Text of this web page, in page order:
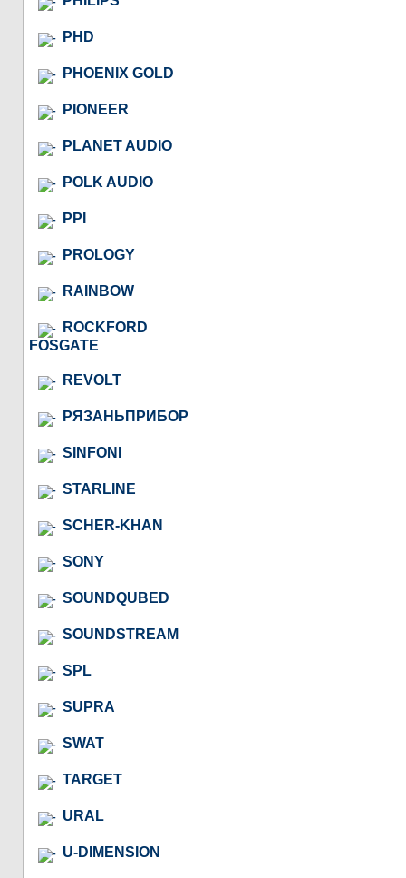
PHD
PHOENIX GOLD
PIONEER
PLANET AUDIO
POLK AUDIO
PPI
PROLOGY
RAINBOW
ROCKFORD
FOSGATE
REVOLT
РЯЗАНЬПРИБОР
SINFONI
STARLINE
SCHER-KHAN
SONY
SOUNDQUBED
SOUNDSTREAM
SPL
SUPRA
SWAT
TARGET
URAL
U-DIMENSION